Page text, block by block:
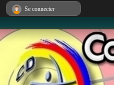
Se connecter
Panneau de gestion des cookies